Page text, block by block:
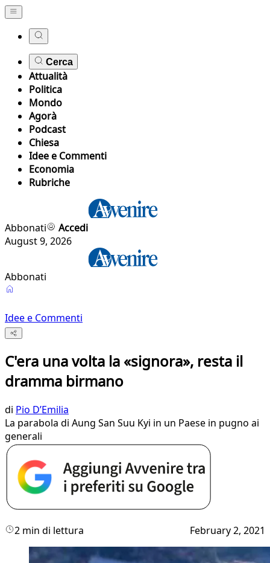
Cerca
Attualità
Politica
Mondo
Agorà
Podcast
Chiesa
Idee e Commenti
Economia
Rubriche
Abbonati
Accedi
August 9, 2026
Abbonati
Idee e Commenti
C'era una volta la «signora», resta il
dramma birmano
di Pio D’Emilia
La parabola di Aung San Suu Kyi in un Paese in pugno ai
generali
2 min di lettura February 2, 2021